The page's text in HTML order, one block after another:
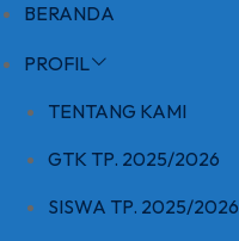
BERANDA
PROFIL
TENTANG KAMI
GTK TP. 2025/2026
SISWA TP. 2025/2026